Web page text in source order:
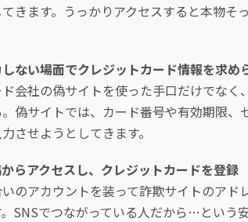
きます。うっかりアクセスすると本物
ない場面でクレジットカード情報を求め
会社の偽サイトを使った手口だけでな
偽サイトでは、カード番号や有効期限
させようとしてきます。
らアクセスし、クレジットカードを登録
のアカウントを装って詐欺サイトのア
SNSでつながっている人だから…という